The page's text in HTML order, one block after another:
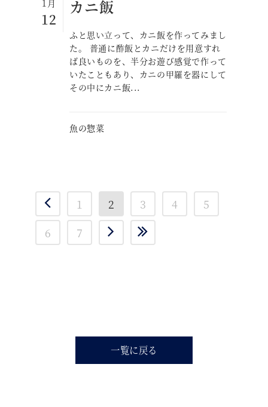
1月
12
カニ飯
ふと思い立って、カニ飯を作ってみまし
た。 普通に酢飯とカニだけを用意すれ
ば良いものを、半分お遊び感覚で作って
いたこともあり、カニの甲羅を器にして
その中にカニ飯...
魚の惣菜
1 2 3 4
5
6
7
一覧に戻る